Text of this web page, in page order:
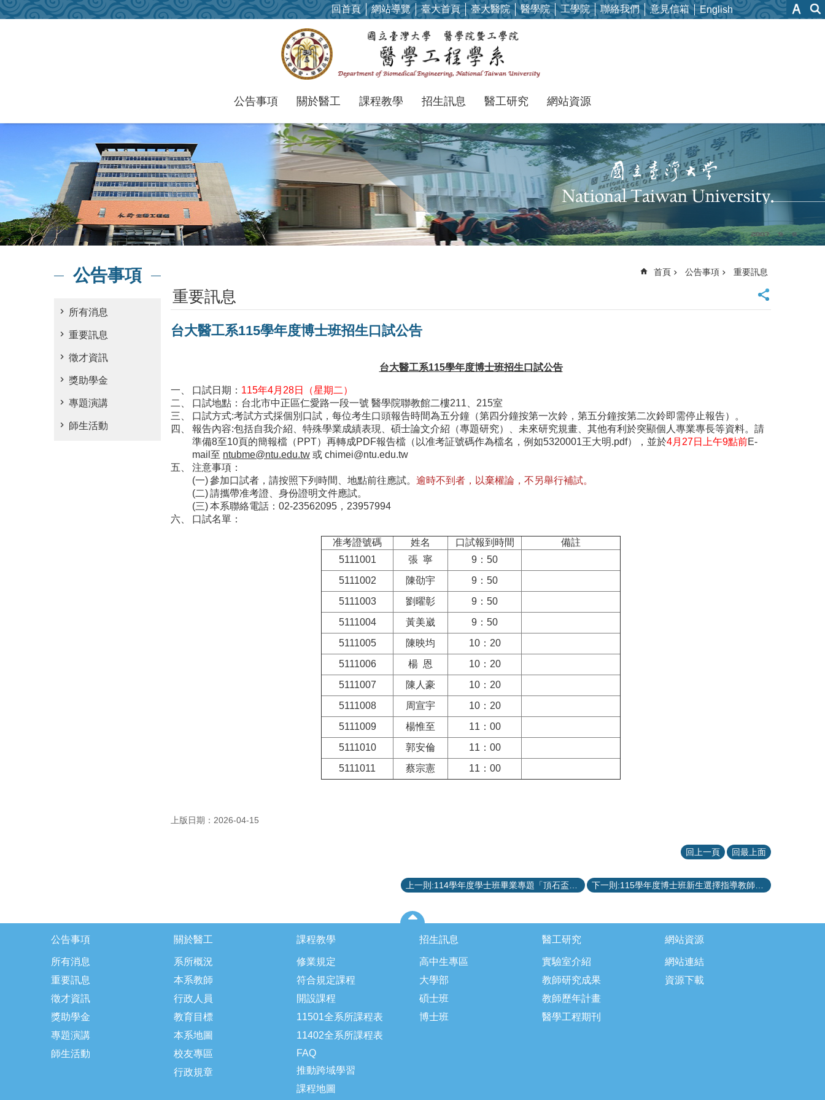
跳到主要內容區塊 回首頁 網站導覽 臺大首頁 臺大醫院 醫學院 工學院 聯絡我們 意見信箱 English
公告事項 關於醫工 課程教學 招生訊息 醫工研究 網站資源
公告事項
所有消息
重要訊息
徵才資訊
獎助學金
專題演講
師生活動
首頁 公告事項 重要訊息
重要訊息
台大醫工系115學年度博士班招生口試公告
台大醫工系115學年度博士班招生口試公告
口試日期： 115年4月28日（星期二）
口試地點：台北市中正區仁愛路一段一號 醫學院聯教館二樓211、215室
口試方式:考試方式採個別口試，每位考生口頭報告時間為五分鐘（第四分鐘按第一次鈴，第五分鐘按第二次鈴即需停止報告）。
報告內容:包括自我介紹、特殊學業成績表現、碩士論文介紹（專題研究）、未來研究規畫、其他有利於突顯個人專業專長等資料。請
準備8至10頁的簡報檔（PPT）再轉成PDF報告檔（以准考証號碼作為檔名，例如5320001王大明.pdf），並於4月27日上午9點前E-
mail至 ntubme@ntu.edu.tw 或 chimei@ntu.edu.tw
注意事項：
參加口試者，請按照下列時間、地點前往應試。 逾時不到者，以棄權論，不另舉行補試。
請攜帶准考證、身份證明文件應試。
本系聯絡電話：02-23562095，23957994
口試名單：
准考證號碼 姓名 口試報到時間
備註
5111001
張 寧
9：50
5111002
陳劭宇
9：50
5111003
劉曜彰
9：50
5111004
黃美崴
9：50
5111005
陳映均
10：20
5111006
楊 恩
10：20
5111007
陳人豪
10：20
5111008
周宣宇
10：20
5111009
楊惟至
11：00
5111010
郭安倫
11：00
5111011
蔡宗憲 11：00
上版日期：2026-04-15
回上一頁 回最上面
公告事項
所有消息
重要訊息
徵才資訊
獎助學金
專題演講
師生活動
關於醫工
系所概況
本系教師
行政人員
教育目標
本系地圖
校友專區
行政規章
課程教學
修業規定
符合規定課程
開設課程
11501全系所課程表
11402全系所課程表
FAQ
推動跨域學習
課程地圖
招生訊息
高中生專區
大學部
碩士班
博士班
醫工研究
實驗室介紹
教師研究成果
教師歷年計畫
醫學工程期刊
網站資源
網站連結
資源下載